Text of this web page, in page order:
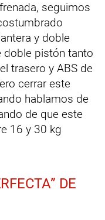
seguimos
y doble
doble pistón tanto
trasero y ABS de
cerrar este
hablamos de
de que este
16 y 30 kg
DE